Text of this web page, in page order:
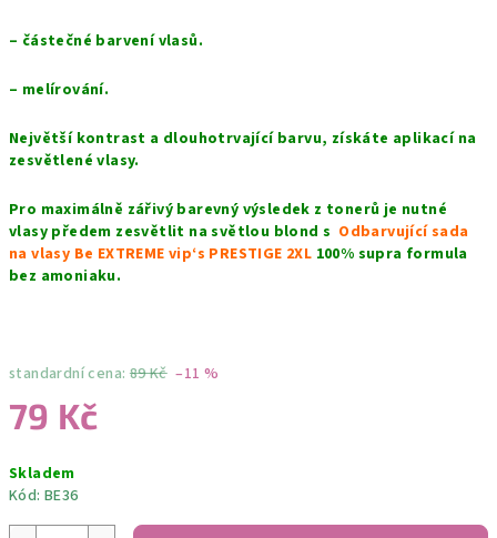
– částečné barvení vlasů.
– melírování.
Největší kontrast a dlouhotrvající barvu, získáte aplikací na
zesvětlené vlasy.
Pro maximálně zářivý barevný výsledek z tonerů je nutné
vlasy předem zesvětlit na světlou blond s Odbarvující sada
na vlasy Be EXTREME vip‘s PRESTIGE 2XL 100% supra formula
bez amoniaku.
standardní cena: 89 Kč –11 %
79 Kč
cena:
Skladem
Kód: BE36